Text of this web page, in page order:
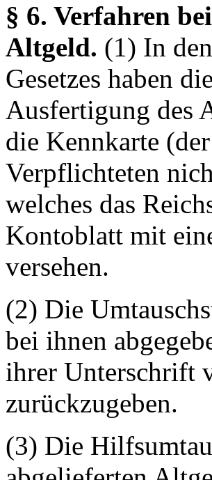
§ 6. Verfahren
Altgeld. (1) In
Gesetzes haben
Ausfertigung des
die Kennkarte
Verpflichteten
welches das
Kontoblatt mit
versehen.
(2) Die
bei ihnen
ihrer Unterschrift
zurückzugeben.
(3) Die